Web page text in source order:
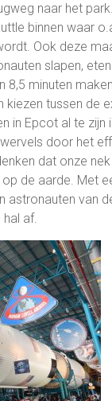
naar het
binnen waar
Ook deze
slapen,
8,5 minuten
kiezen tussen de
in Epcot al te
door het
dat onze
de aarde. Met
astronauten van
af.